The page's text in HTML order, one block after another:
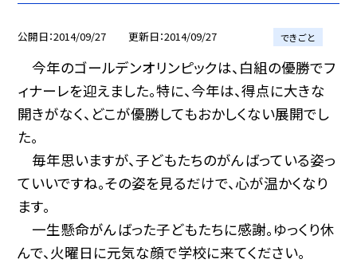
公開日 2014/09/27 更新日 2014/09/27 できごと
今年のゴールデンオリンピックは、白組の優勝でフ
ィナーレを迎えました。特に、今年は、得点に大きな
開きがなく、どこが優勝してもおかしくない展開でし
た。
毎年思いますが、子どもたちのがんばっている姿っ
ていいですね。その姿を見るだけで、心が温かくなり
ます。
一生懸命がんばった子どもたちに感謝。ゆっくり休
んで、火曜日に元気な顔で学校に来てください。